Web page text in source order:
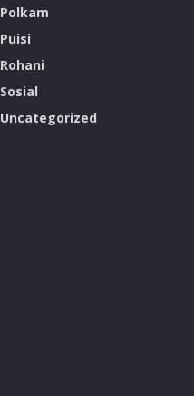
Polkam
Puisi
Rohani
Sosial
Uncategorized